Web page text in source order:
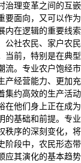
治理变革之间的互
要面向，又可以作
内在逻辑的重要线
公社农民、家户农
当前，特别是在典
流。专业农户饱经
产经营能力、更加
集约高效的生产活
在他们身上正在成
的基础和前提。专
秩序的深刻变化，
阶段中，农民形态
应其演化的基本趋